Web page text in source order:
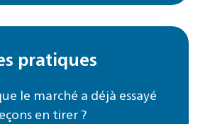
pratiques
le marché a déjà essayé
en tirer ?